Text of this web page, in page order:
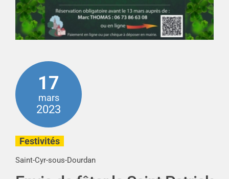
17
mars
2023
Festivités
Saint-Cyr-sous-Dourdan